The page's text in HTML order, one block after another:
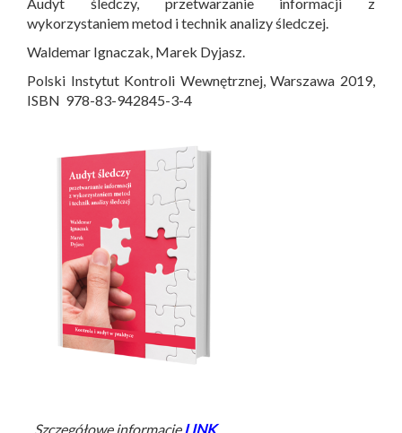
wykorzystaniem metod i technik analizy śledczej.
Waldemar Ignaczak, Marek Dyjasz.
Polski Instytut Kontroli Wewnętrznej, Warszawa 2019,
ISBN 978-83-942845-3-4
Szczegółowe informacjeLINK